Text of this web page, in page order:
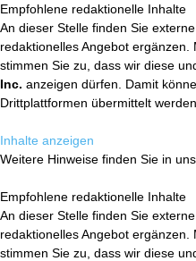
Empfohlene redaktionelle Inhalte
An dieser Stelle finden Sie
redaktionelles Angebot
stimmen Sie zu, dass wir diese
Inc. anzeigen dürfen. Damit
Drittplattformen übermittelt werden.
Inhalte anzeigen
Weitere Hinweise finden Sie in
Empfohlene redaktionelle Inhalte
An dieser Stelle finden Sie
redaktionelles Angebot
stimmen Sie zu, dass wir diese